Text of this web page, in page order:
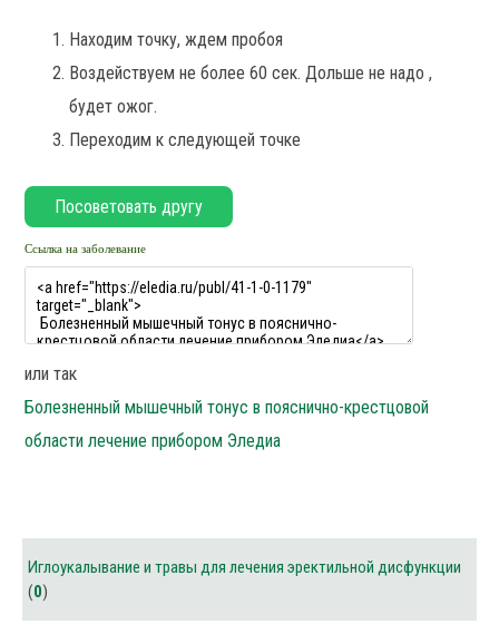
Находим точку, ждем пробоя
Воздействуем не более 60 сек. Дольше не надо ,
будет ожог.
Переходим к следующей точке
Ссылка на заболевание
или так
Болезненный мышечный тонус в пояснично-крестцовой
области лечение прибором Эледиа
Иглоукалывание и травы для лечения эректильной дисфункции
(0)